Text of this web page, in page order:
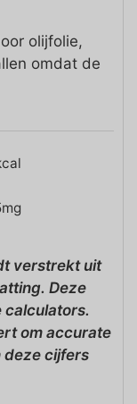
olijfolie,
omdat de
mg
Deze
calculators.
om accurate
deze cijfers